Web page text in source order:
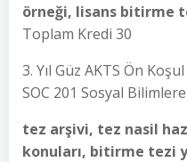
örneği, lisans bitirme
Toplam Kredi 30
3. Yıl Güz AKTS Ön
SOC 201 Sosyal
tez arşivi, tez nasil
konuları, bitirme tezi